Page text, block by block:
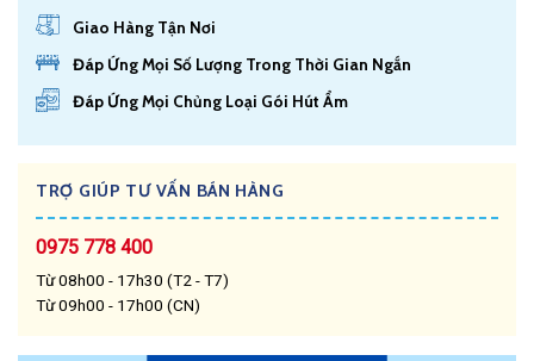
Giao Hàng Tận Nơi
Đáp Ứng Mọi Số Lượng Trong Thời Gian Ngắn
Đáp Ứng Mọi Chủng Loại Gói Hút Ẩm
TRỢ GIÚP TƯ VẤN BÁN HÀNG
0975 778 400
Từ 08h00 - 17h30 (T2 - T7)
Từ 09h00 - 17h00 (CN)